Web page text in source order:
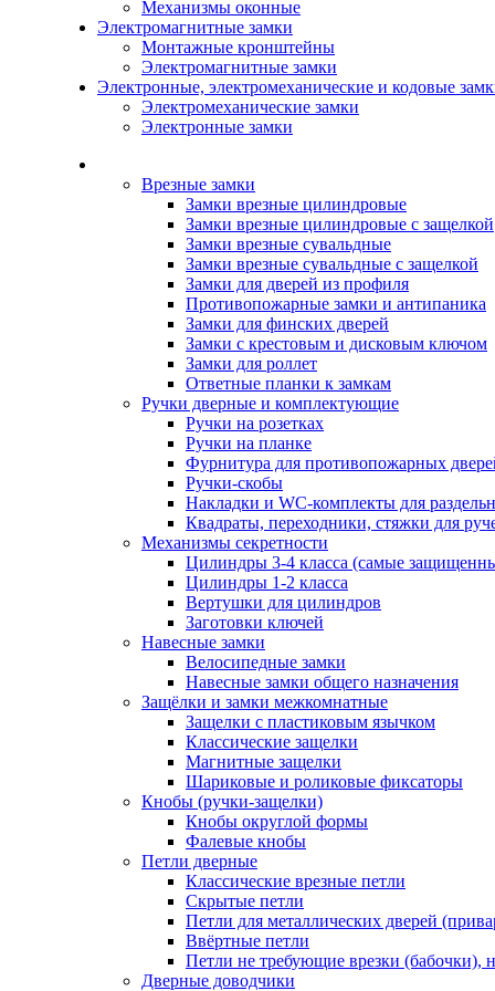
Механизмы оконные
Электромагнитные замки
Монтажные кронштейны
Электромагнитные замки
Электронные, электромеханические и кодовые
Электромеханические замки
Электронные замки
Врезные замки
Замки врезные цилиндровые
Замки врезные цилиндровые с защелкой
Замки врезные сувальдные
Замки врезные сувальдные с защелкой
Замки для дверей из профиля
Противопожарные замки и антипаника
Замки для финских дверей
Замки с крестовым и дисковым ключом
Замки для роллет
Ответные планки к замкам
Ручки дверные и комплектующие
Ручки на розетках
Ручки на планке
Фурнитура для противопожарных
Ручки-скобы
Накладки и WC-комплекты для
Квадраты, переходники, стяжки для
Механизмы секретности
Цилиндры 3-4 класса (самые
Цилиндры 1-2 класса
Вертушки для цилиндров
Заготовки ключей
Навесные замки
Велосипедные замки
Навесные замки общего назначения
Защёлки и замки межкомнатные
Защелки с пластиковым язычком
Классические защелки
Магнитные защелки
Шариковые и роликовые фиксаторы
Кнобы (ручки-защелки)
Кнобы округлой формы
Фалевые кнобы
Петли дверные
Классические врезные петли
Скрытые петли
Петли для металлических дверей
Ввёртные петли
Петли не требующие врезки (бабочки),
Дверные доводчики